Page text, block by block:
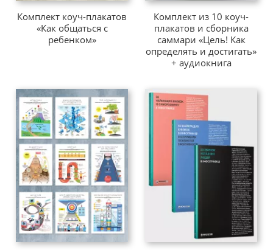
Комплект коуч-плакатов
«Как общаться с
ребенком»
Комплект из 10 коуч-
плакатов и сборника
саммари «Цель! Как
определять и достигать»
+ аудиокнига